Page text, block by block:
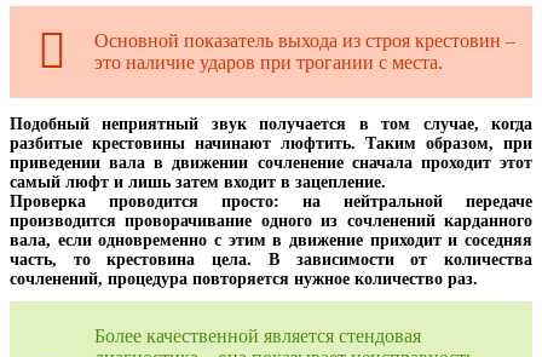
Основной показатель выхода из строя крестовин –
это наличие ударов при трогании с места.
Подобный неприятный звук получается в том случае, когда
разбитые крестовины начинают люфтить. Таким образом, при
приведении вала в движении сочленение сначала проходит этот
самый люфт и лишь затем входит в зацепление.
Проверка проводится просто: на нейтральной передаче
производится проворачивание одного из сочленений карданного
вала, если одновременно с этим в движение приходит и соседняя
часть, то крестовина цела. В зависимости от количества
сочленений, процедура повторяется нужное количество раз.
Более качественной является стендовая